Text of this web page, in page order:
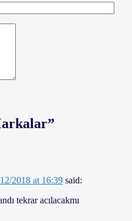
”
2018 at 16:39 said:
tekrar acılacakmı